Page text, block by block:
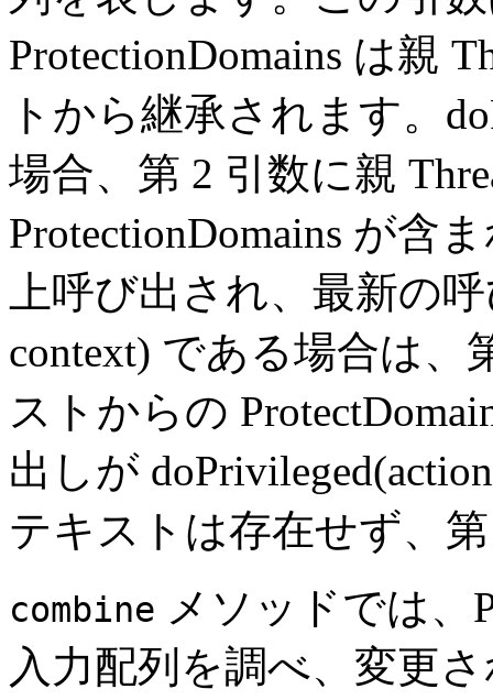
ProtectionDomains は親
トから継承されます。
場合、第 2 引数に親
ProtectionDomains が含
上呼び出され、最新の
context) である場合は、
ストからの
出しが
テキストは存在せず、
combine メソッドでは、
入力配列を調べ、変更